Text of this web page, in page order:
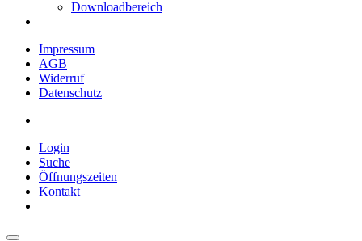
Downloadbereich
Impressum
AGB
Widerruf
Datenschutz
Login
Suche
Öffnungszeiten
Kontakt